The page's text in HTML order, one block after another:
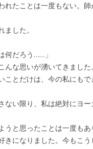
れたことは一度もない。
した。
何だろう……」
な思いが湧いてきました。
ことだけは、今の私にも
ない限り、私は絶対にヨ
と思ったことは一度もあ
きになりました。今もこう